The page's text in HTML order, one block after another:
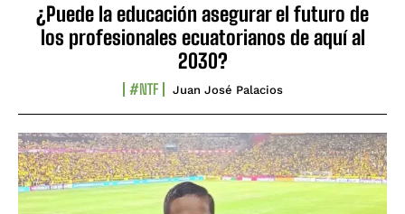
¿Puede la educación asegurar el futuro de
los profesionales ecuatorianos de aquí al
2030?
#NTF Juan José Palacios